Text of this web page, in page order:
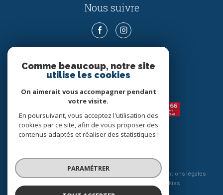
Nous suivre
ADHÉRENTS
Nous adhérons
© 2026 | Tous droits réservés
Mentions légales
Cookies
Comme beaucoup, notre site
utilise les cookies
On aimerait vous accompagner pendant
votre visite.
En poursuivant, vous acceptez l'utilisation des
cookies par ce site, afin de vous proposer des
contenus adaptés et réaliser des statistiques !
PARAMÉTRER